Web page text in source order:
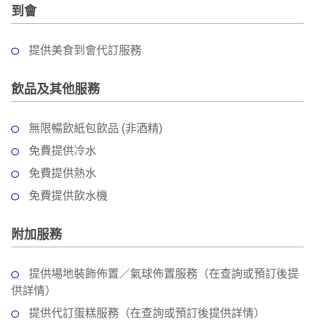
到會
提供美食到會代訂服務
飲品及其他服務
無限暢飲紙包飲品 (非酒精)
免費提供冷水
免費提供熱水
免費提供飲水機
附加服務
提供場地裝飾佈置／氣球佈置服務（在查詢或預訂後提
供詳情）
提供代訂蛋糕服務（在查詢或預訂後提供詳情）